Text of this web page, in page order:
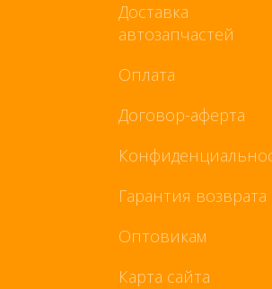
Доставка
автозапчастей
Оплата
Договор-аферта
Гарантия возврата
Оптовикам
Карта сайта